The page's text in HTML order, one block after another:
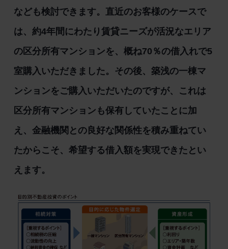
なども検討できます。直近のお客様のケースで
は、約4年間にわたり賃貸ニーズが活況なエリア
の区分所有マンションを、概ね70％の借入れで5
室購入いただきました。その後、築浅の一棟マ
ンションをご購入いただいたのですが、これは
区分所有マンションも保有していたことに加
え、金融機関との良好な関係性を積み重ねてい
たからこそ、希望する借入額を実現できたとい
えます。